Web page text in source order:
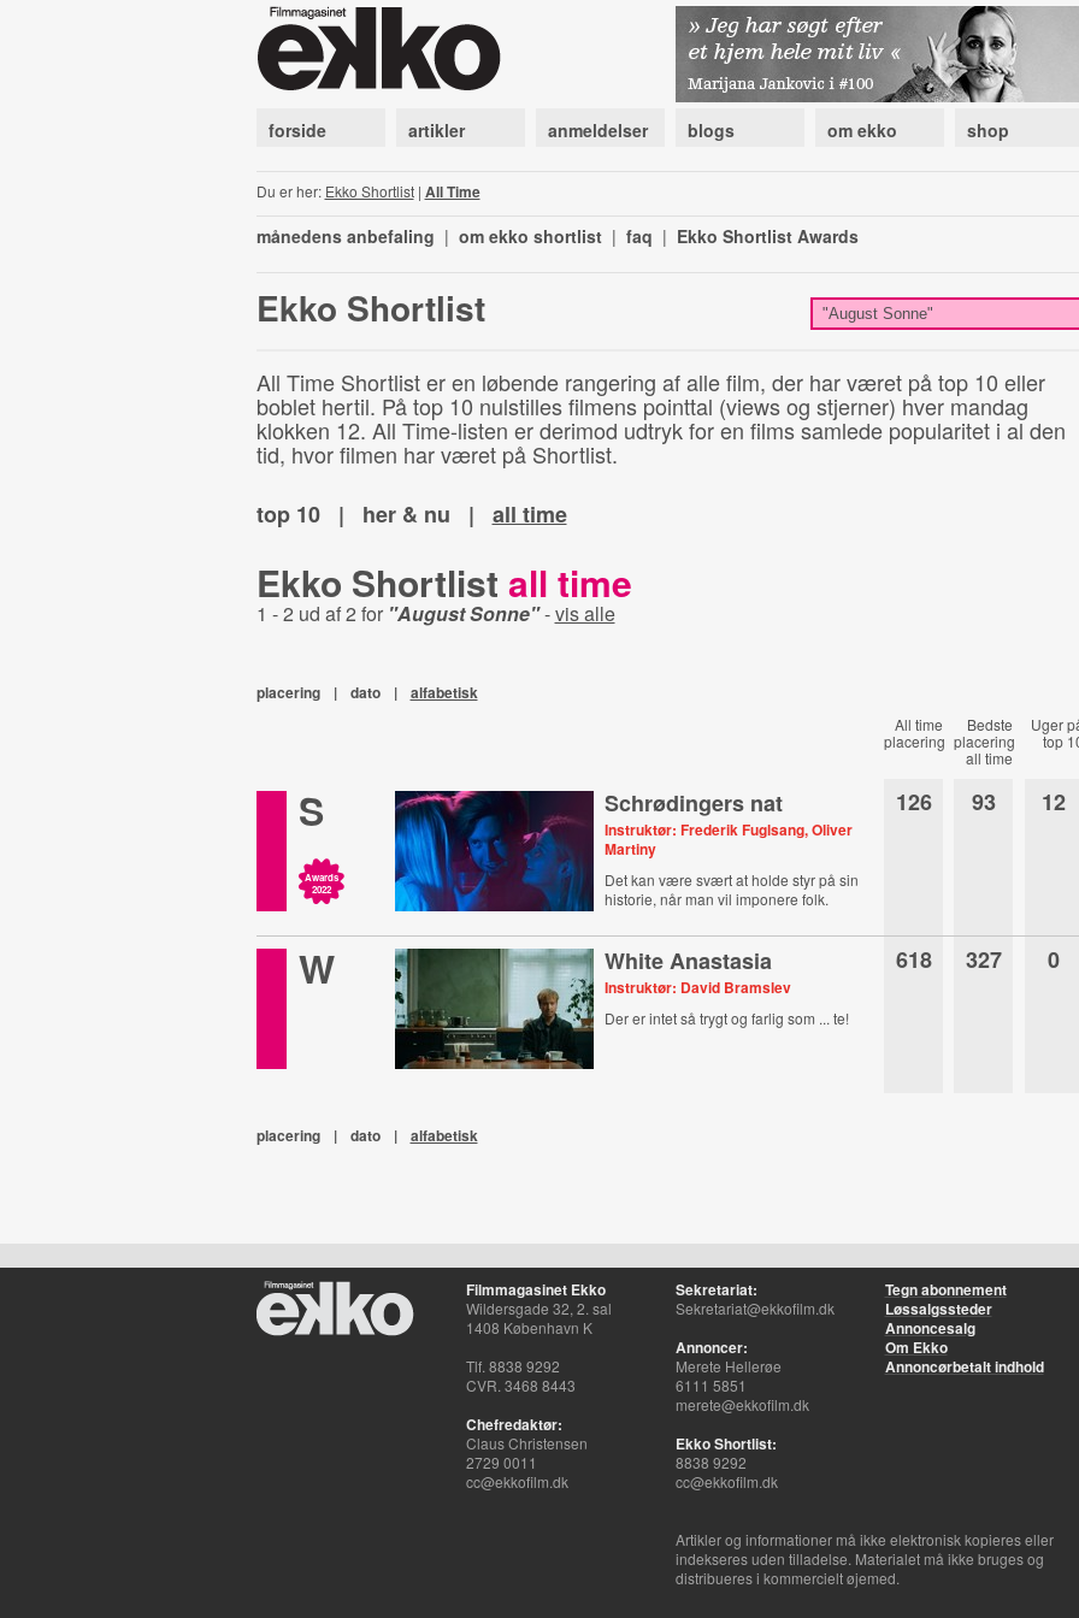
forside artikler anmeldelser blogs om ekko shop
Du er her: Ekko Shortlist| All Time
månedens anbefaling | om ekko shortlist | faq | Ekko Shortlist Awards
Ekko Shortlist
All Time Shortlist er en løbende rangering af alle film, der har været på top 10 eller
boblet hertil. På top 10 nulstilles filmens pointtal (views og stjerner) hver mandag
klokken 12. All Time-listen er derimod udtryk for en films samlede popularitet i al den
tid, hvor filmen har været på Shortlist.
top 10
| her & nu | all time
Ekko Shortlist all time
1 - 2 ud af 2 for "August Sonne"-vis alle
placering | dato | alfabetisk
All time
placering
Bedste
placering
all time
Uger
top
S
Awards
2022
Schrødingers nat
Instruktør: Frederik Fuglsang, Oliver
Martiny
Det kan være svært at holde styr på sin
historie, når man vil imponere folk.
126 93 12
W White Anastasia
Instruktør: David Bramslev
Der er intet så trygt og farlig som ... te!
618 327 0
placering | dato | alfabetisk
Filmmagasinet Ekko
Wildersgade 32, 2. sal
1408 København K
Tlf. 8838 9292
CVR. 3468 8443
Chefredaktør:
Claus Christensen
2729 0011
cc@ekkofilm.dk
Sekretariat:
Sekretariat@ekkofilm.dk
Annoncer:
Merete Hellerøe
6111 5851
merete@ekkofilm.dk
Ekko Shortlist:
8838 9292
cc@ekkofilm.dk
Tegn abonnement
Løssalgssteder
Annoncesalg
Om Ekko
Annoncørbetalt indhold
Artikler og informationer må ikke elektronisk kopieres eller
indekseres uden tilladelse. Materialet må ikke bruges og
distribueres i kommercielt øjemed.